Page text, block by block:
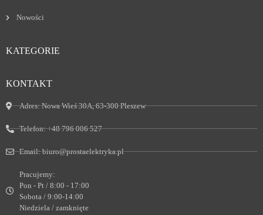
Nowości
KATEGORIE
KONTAKT
Adres:Nowa Wieś 30A, 63-300 Pleszew
Telefon:+48 796 006 527
Email:biuro@prostaelektryka.pl
Pracujemy:
Pon - Pt / 8:00 - 17:00
Sobota / 9:00-14:00
Niedziela / zamknięte